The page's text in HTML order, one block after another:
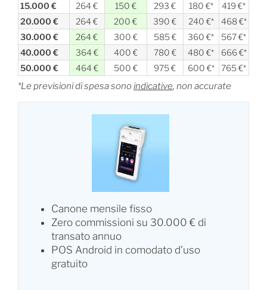
15.000 €
264 € 150 € 293 € 180 €*
419 €*
20.000 €
264 € 200 € 390 € 240 €*
468 €*
30.000 €
264 € 300 € 585 € 360 €*
567 €*
40.000 €
364 € 400 € 780 € 480 €*
666 €*
50.000 €
464 € 500 € 975 € 600 €* 765 €*
*Le previsioni di spesa sonoindicative, non accurate
Canone mensile fisso
Zero commissioni su 30.000 € di
transato annuo
POS Android in comodato d’uso
gratuito